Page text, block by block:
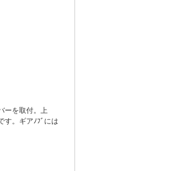
ーを取付。上
す。ギアﾉﾌﾞには